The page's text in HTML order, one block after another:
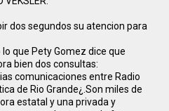
dos segundos su atencion para
que Pety Gomez dice que
bien dos consultas:
comunicaciones entre Radio
de Rio Grande¿.Son miles de
estatal y una privada y